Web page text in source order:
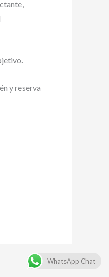
y reserva
WhatsApp Chat